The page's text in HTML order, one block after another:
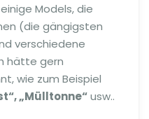
Models, die
(die gängigsten
verschiedene
hätte gern
wie zum Beispiel
„Mülltonne“usw..